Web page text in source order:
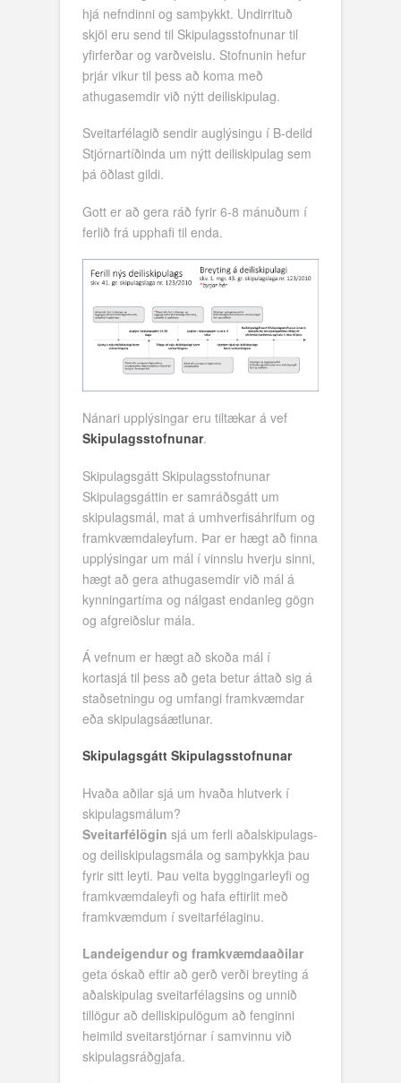
hjá nefndinni og samþykkt. Undirrituð
skjöl eru send til Skipulagsstofnunar til
yfirferðar og varðveislu. Stofnunin hefur
þrjár vikur til þess að koma með
athugasemdir við nýtt deiliskipulag.
Sveitarfélagið sendir auglýsingu í B-deild
Stjórnartíðinda um nýtt deiliskipulag sem
þá öðlast gildi.
Gott er að gera ráð fyrir 6-8 mánuðum í
ferlið frá upphafi til enda.
Nánari upplýsingar eru tiltækar á vef
Skipulagsstofnunar.
Skipulagsgátt Skipulagsstofnunar
Skipulagsgáttin er samráðsgátt um
skipulagsmál, mat á umhverfisáhrifum og
framkvæmdaleyfum. Þar er hægt að finna
upplýsingar um mál í vinnslu hverju sinni,
hægt að gera athugasemdir við mál á
kynningartíma og nálgast endanleg gögn
og afgreiðslur mála.
Á vefnum er hægt að skoða mál í
kortasjá til þess að geta betur áttað sig á
staðsetningu og umfangi framkvæmdar
eða skipulagsáætlunar.
Skipulagsgátt Skipulagsstofnunar
Hvaða aðilar sjá um hvaða hlutverk í
skipulagsmálum?
Sveitarfélögin sjá um ferli aðalskipulags-
og deiliskipulagsmála og samþykkja þau
fyrir sitt leyti. Þau veita byggingarleyfi og
framkvæmdaleyfi og hafa eftirlit með
framkvæmdum í sveitarfélaginu.
Landeigendur og framkvæmdaaðilar
geta óskað eftir að gerð verði breyting á
aðalskipulag sveitarfélagsins og unnið
tillögur að deiliskipulögum að fenginni
heimild sveitarstjórnar í samvinnu við
skipulagsráðgjafa.